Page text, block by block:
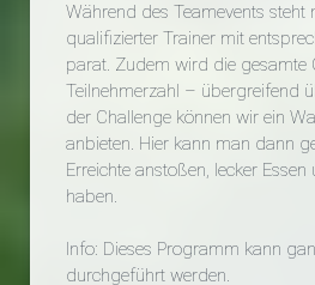
Während des Teamevents steht
qualifizierter Trainer mit
parat. Zudem wird die gesamte
Teilnehmerzahl – übergreifend
der Challenge können wir ein
anbieten. Hier kann man dann
Erreichte anstoßen, lecker
haben.
Info: Dieses Programm kann
durchgeführt werden.